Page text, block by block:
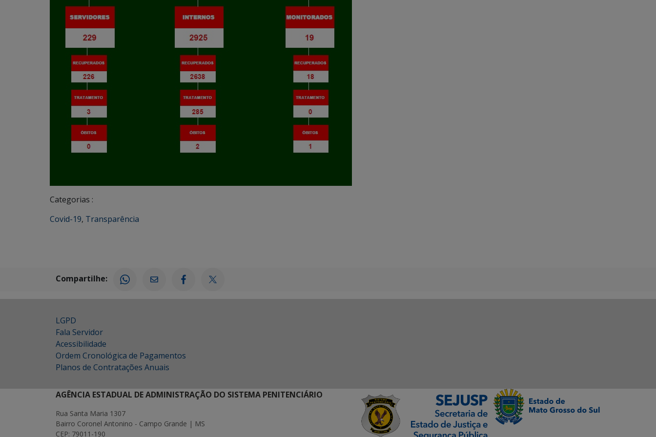
Categorias :
Covid-19, Transparência
Compartilhe:
LGPD
Fala Servidor
Acessibilidade
Ordem Cronológica de Pagamentos
Planos de Contratações Anuais
AGÊNCIA ESTADUAL DE ADMINISTRAÇÃO DO SISTEMA PENITENCIÁRIO
Rua Santa Maria 1307
Bairro Coronel Antonino - Campo Grande | MS
CEP: 79011-190